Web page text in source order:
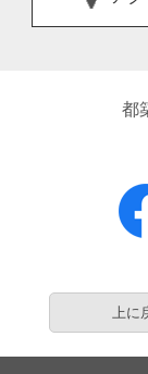
都
上に